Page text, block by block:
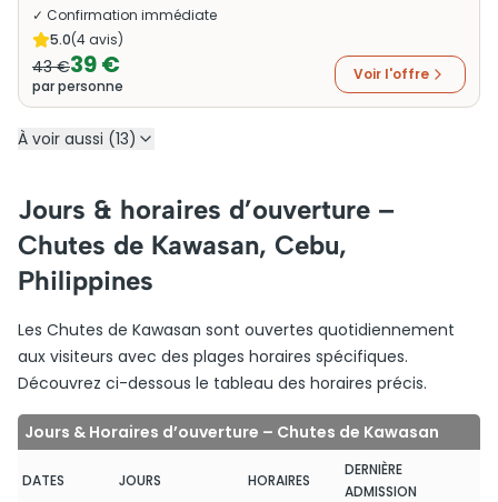
✓ Confirmation immédiate
5.0(4avis)
43 €39 €
par personne
Voir l'offre
À voir aussi (13)
Jours & horaires d’ouverture –
Chutes de Kawasan, Cebu,
Philippines
Les Chutes de Kawasan sont ouvertes quotidiennement
aux visiteurs avec des plages horaires spécifiques.
Découvrez ci-dessous le tableau des horaires précis.
Jours & Horaires d’ouverture – Chutes de Kawasan
DATES JOURS HORAIRES
DERNIÈRE
ADMISSION